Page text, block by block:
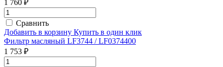
1 760 ₽
Сравнить
Добавить в корзину Купить в один клик
Фильтр масляный LF3744 / LF0374400
1 753 ₽